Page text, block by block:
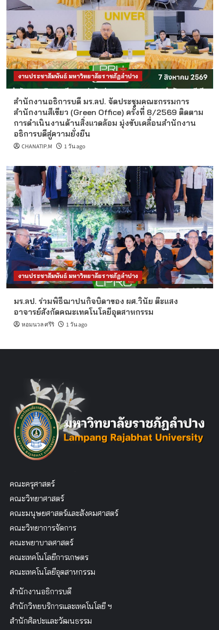
งานประชาสัมพันธ์ มหาวิทยาลัยราชภัฏลำปาง
สำนักงานอธิการบดี มร.ลป. จัดประชุมคณะกรรมการ
สำนักงานสีเขียว (Green Office) ครั้งที่ 8/2569 ติดตาม
การดำเนินงานด้านสิ่งแวดล้อม มุ่งขับเคลื่อนสำนักงาน
อธิการบดีสู่ความยั่งยืน
CHANATIP.M 1 วัน ago
งานประชาสัมพันธ์ มหาวิทยาลัยราชภัฏลำปาง
มร.ลป. ร่วมพิธีฌาปนกิจบิดาของ ผศ.วินัย ต๊ะแสง
อาจารย์สังกัดคณะเทคโนโลยีอุตสาหกรรม
หอมนวล ศรีริ 1 วัน ago
คณะครุศาสตร์
คณะวิทยาศาสตร์
คณะมนุษยศาสตร์และสังคมศาสตร์
คณะวิทยาการจัดการ
คณะพยาบาลศาสตร์
คณะเทคโนโลยีการเกษตร
คณะเทคโนโลยีอุตสาหกรรม
สำนักงานอธิการบดี
สำนักวิทยบริการและเทคโนโลยี ฯ
สำนักศิลปะและวัฒนธรรม